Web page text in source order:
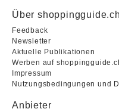
Über shoppingguide.ch
Feedback
Newsletter
Aktuelle Publikationen
Werben auf
Impressum
Nutzungsbedingungen und
Anbieter